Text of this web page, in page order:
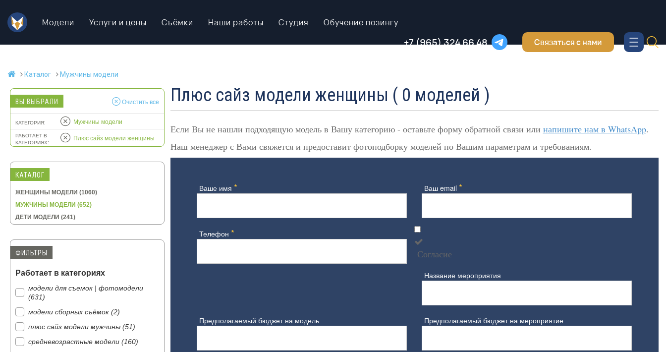
Модели Услуги и цены Съёмки Наши работы Студия Обучение позингу
+7 (965) 324 66 48 Связаться с нами
Каталог Мужчины модели
ВЫ ВЫБРАЛИ Очистить все
КАТЕГОРИЯ: Мужчины модели
РАБОТАЕТ В
КАТЕГОРИЯХ:
Плюс сайз модели женщины
КАТАЛОГ
ЖЕНЩИНЫ МОДЕЛИ (1060)
МУЖЧИНЫ МОДЕЛИ (652)
ДЕТИ МОДЕЛИ (241)
ФИЛЬТРЫ
Работает в категориях
модели для съемок | фотомодели
(631)
модели сборных съёмок (2)
плюс сайз модели мужчины (51)
средневозрастные модели (160)
Плюс сайз модели женщины ( 0 моделей )
Если Вы не нашли подходящую модель в Вашу категорию - оставьте форму обратной связи или напишите нам в WhatsApp.
Наш менеджер с Вами свяжется и предоставит фотоподборку моделей по Вашим параметрам и требованиям.
Ваше имя * Ваш email *
Телефон *
Согласие
Название мероприятия
Предполагаемый бюджет на модель Предполагаемый бюджет на мероприятие